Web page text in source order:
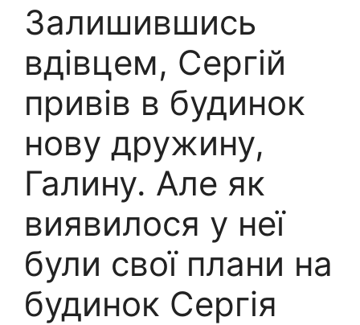
Залишившись
вдівцем, Сергій
привів в будинок
нову дружину,
Галину. Але як
виявилося у неї
були свої плани на
будинок Сергія